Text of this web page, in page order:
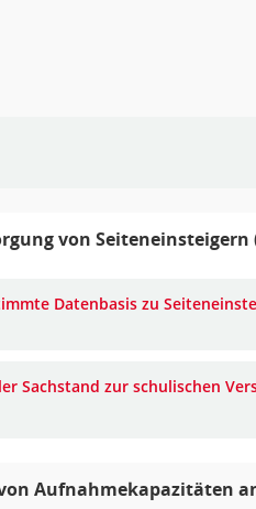
von
Datenbasis zu
Sachstand zur schulischen
Aufnahmekapazitäten